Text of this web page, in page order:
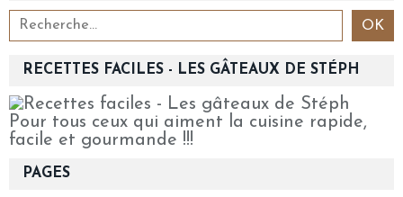
RECETTES FACILES - LES GÂTEAUX DE STÉPH
Pour tous ceux qui aiment la cuisine rapide,
facile et gourmande !!!
PAGES